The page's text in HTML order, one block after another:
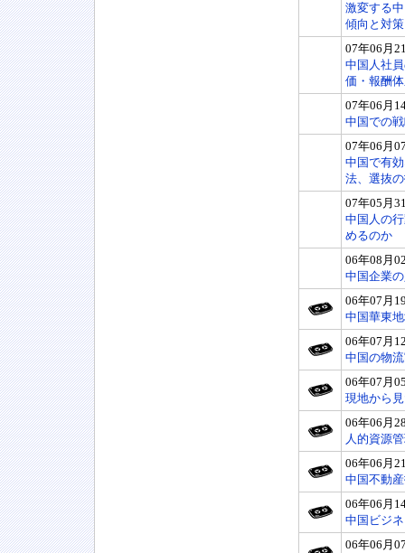
激変する
傾向と対策
07年06月
中国人社
価・報酬
07年06月
中国での
07年06月
中国で有
法、選抜
07年05月
中国人の
めるのか
06年08月
中国企業
06年07月
中国華東
06年07月
中国の物
06年07月
現地から
06年06月
人的資源
06年06月
中国不動
06年06月
中国ビジ
06年06月